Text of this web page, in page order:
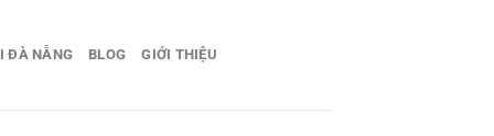
ĐÀ NẴNG BLOG GIỚI THIỆU